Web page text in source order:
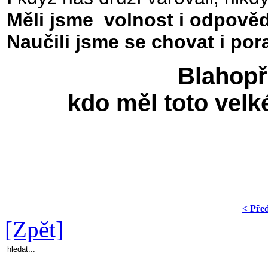
Měli jsme volnost i
Naučili jsme se chovat i
kdo měl toto
<
[Zpět]